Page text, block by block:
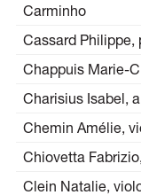
Carminho
Cassard Philippe,
Chappuis Marie-
Charisius Isabel,
Chemin Amélie,
Chiovetta
Clein Natalie,